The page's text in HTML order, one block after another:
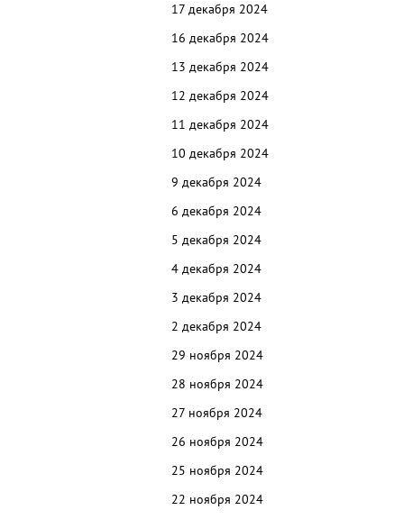
17 декабря 2024
16 декабря 2024
13 декабря 2024
12 декабря 2024
11 декабря 2024
10 декабря 2024
9 декабря 2024
6 декабря 2024
5 декабря 2024
4 декабря 2024
3 декабря 2024
2 декабря 2024
29 ноября 2024
28 ноября 2024
27 ноября 2024
26 ноября 2024
25 ноября 2024
22 ноября 2024